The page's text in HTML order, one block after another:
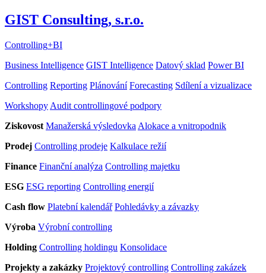
GIST Consulting, s.r.o.
Controlling+BI
Business Intelligence GIST Intelligence Datový sklad Power BI
Controlling Reporting Plánování Forecasting Sdílení a vizualizace
Workshopy Audit controllingové podpory
Ziskovost Manažerská výsledovka Alokace a vnitropodnik
Prodej Controlling prodeje Kalkulace režií
Finance Finanční analýza Controlling majetku
ESG ESG reporting Controlling energií
Cash flow Platební kalendář Pohledávky a závazky
Výroba Výrobní controlling
Holding Controlling holdingu Konsolidace
Projekty a zakázky Projektový controlling Controlling zakázek